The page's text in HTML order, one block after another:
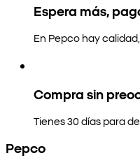
Espera más,
En Pepco hay
Compra sin
Tienes 30 días para
Pepco